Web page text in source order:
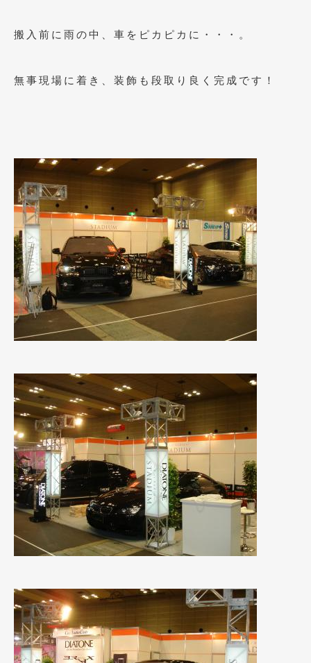
2021年7月 (7)
2021年3月 (1)
2020年11月(2)
2020年10月
2020年9月(3)
2020年8月(4)
2020年7月(3)
2020年6月(2)
2020年5月
2020年3月 (4)
2020年2月(12)
2020年1月(6)
2019年12月(8)
2019年11月(12)
2019年10月 (7)
2019年9月(12)
2019年7月(17)
2019年6月(16)
2019年5月 (21)
搬入前に雨の中、車をピカピカに・・・。
無事現場に着き、装飾も段取り良く完成です！